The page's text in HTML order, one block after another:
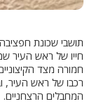
תושבי שכונת
חייו של ראש העיר
חמורה מצד
רכבו של ראש העיר,
המחבלים הרצחניים.